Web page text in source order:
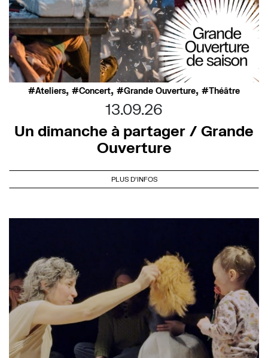
Ateliers, Concert, Grande Ouverture, Théâtre
13.09.26
Un dimanche à partager / Grande
Ouverture
PLUS D'INFOS